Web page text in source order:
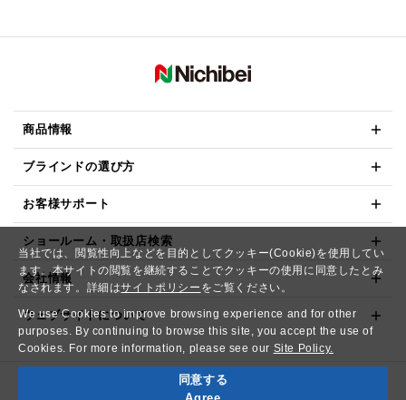
当社では、閲覧性向上などを目的としてクッキー(Cookie)を使用してい
ます。本サイトの閲覧を継続することでクッキーの使用に同意したとみ
なされます。詳細はサイトポリシー をご覧ください。
We use Cookies to improve browsing experience and for other
purposes. By continuing to browse this site, you accept the use of
Cookies. For more information, please see our Site Policy.
同意する
商品情報
ブラインドの選び方
お客様サポート
ショールーム・取扱店検索
会社情報
ウェブサイトについて
Copyright© NICHIBEI CO.,LTD. All Rights Reserved.